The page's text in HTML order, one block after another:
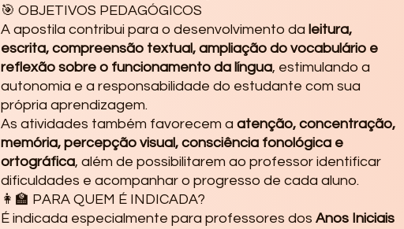
🎯 OBJETIVOS PEDAGÓGICOS
A apostila contribui para o desenvolvimento da leitura,
escrita, compreensão textual, ampliação do vocabulário e
reflexão sobre o funcionamento da língua, estimulando a
autonomia e a responsabilidade do estudante com sua
própria aprendizagem.
As atividades também favorecem a atenção, concentração,
memória, percepção visual, consciência fonológica e
ortográfica, além de possibilitarem ao professor identificar
dificuldades e acompanhar o progresso de cada aluno.
👩‍🏫 PARA QUEM É INDICADA?
É indicada especialmente para professores dos Anos Iniciais